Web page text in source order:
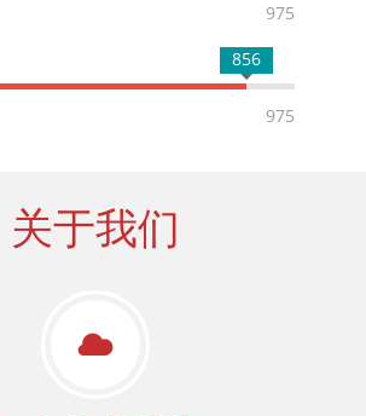
975
856
975
关于我们